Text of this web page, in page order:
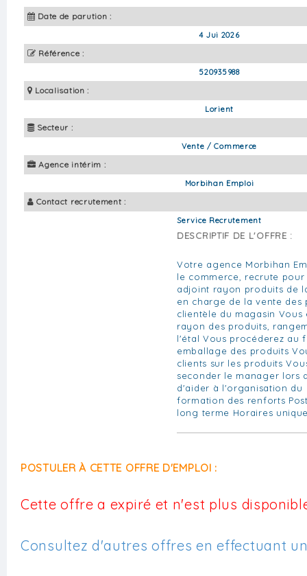
Date de parution :
4 Jui 2026
Référence :
520935988
Localisation :
Lorient
Secteur :
Vente / Commerce
Agence intérim :
Morbihan Emploi
Contact recrutement :
Service Recrutement
DESCRIPTIF DE L'OFFRE :
Votre agence Morbihan
le commerce, recrute
adjoint rayon produits de
en charge de la vente des
clientèle du magasin
rayon des produits,
l'étal Vous procéderez au
emballage des produits
clients sur les produits
seconder le manager lors
d'aider à l'organisation
formation des renforts
long terme Horaires
POSTULER À CETTE OFFRE D'EMPLOI :
Cette offre a expiré et n'est plus
Consultez d'autres offres en effectuant